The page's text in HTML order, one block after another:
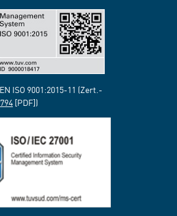
ISO 9001:2015-11 (Zert.-
[PDF])